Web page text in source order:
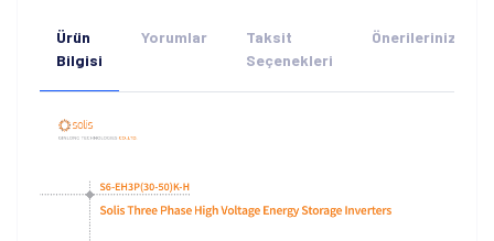
Ürün
Bilgisi
Yorumlar
Taksit
Seçenekleri
Önerileriniz